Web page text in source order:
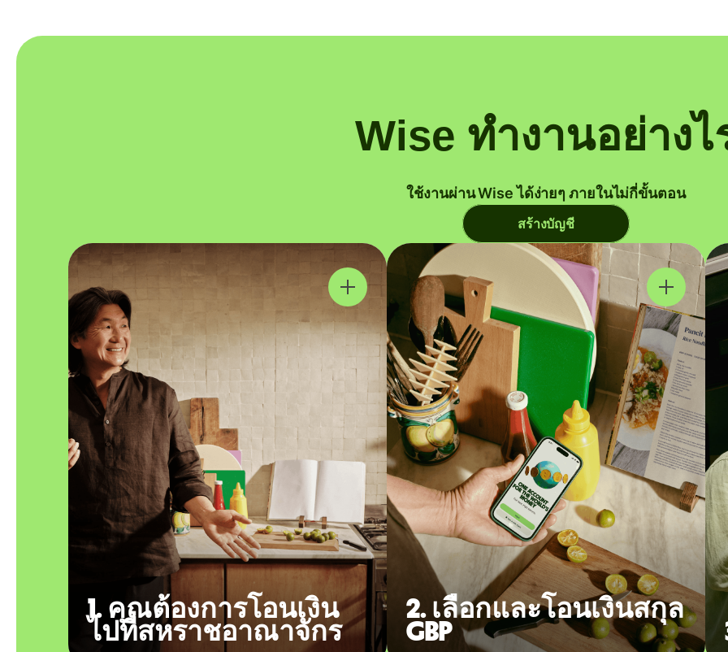
Wise ทำงานอย่างไ
ใช้งานผ่าน Wise ได้ง่ายๆ ภายในไม่กี่ขั้นตอน
สร้างบัญชี
1. คุณต้องการโอนเงิน
ไปที่สหราชอาณาจักร
2. เลือกและโอนเงินสกุล
GBP